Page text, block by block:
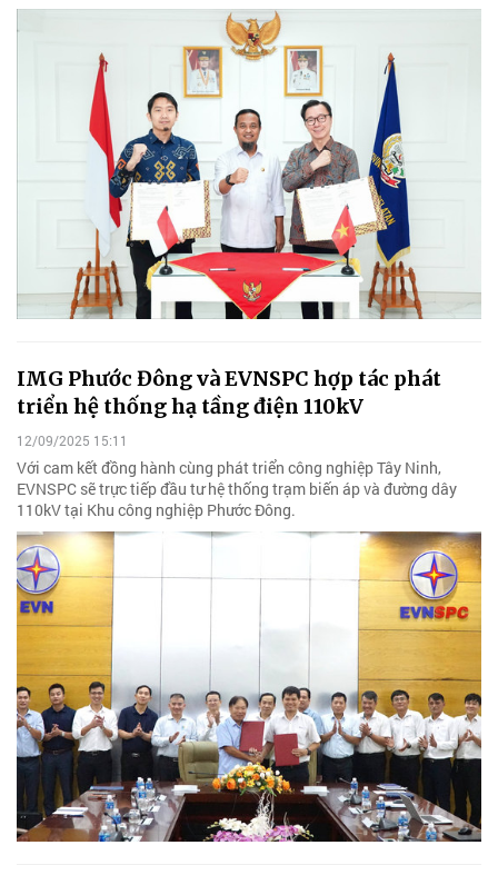
IMG Phước Đông và EVNSPC hợp tác phát
triển hệ thống hạ tầng điện 110kV
12/09/2025 15:11
Với cam kết đồng hành cùng phát triển công nghiệp Tây Ninh,
EVNSPC sẽ trực tiếp đầu tư hệ thống trạm biến áp và đường dây
110kV tại Khu công nghiệp Phước Đông.